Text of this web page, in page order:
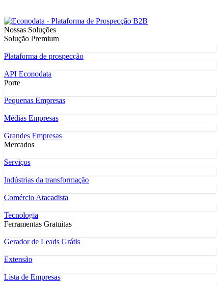
Nossas Soluções
Solução Premium
Plataforma de prospecção
API Econodata
Porte
Pequenas Empresas
Médias Empresas
Grandes Empresas
Mercados
Serviços
Indústrias da transformação
Comércio Atacadista
Tecnologia
Ferramentas Gratuitas
Gerador de Leads Grátis
Extensão
Lista de Empresas